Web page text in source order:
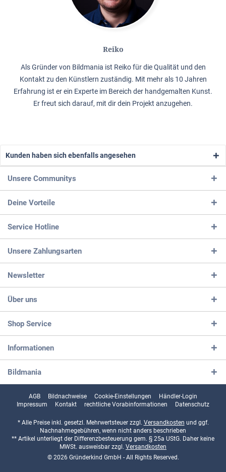
Reiko
Als Gründer von Bildmania ist Reiko für die Qualität und den
Kontakt zu den Künstlern zuständig. Mit mehr als 10 Jahren
Erfahrung ist er ein Experte im Bereich der handgemalten Kunst.
Er freut sich darauf, mit dir dein Projekt anzugehen.
Kunden haben sich ebenfalls angesehen
Unsere Communitys
Deine Vorteile
Service Hotline
Unsere Zahlungsarten
Newsletter
Über uns
Shop Service
Informationen
Bildmania
AGB Bildnachweise Cookie-Einstellungen
Händler-Login
Impressum
Kontakt rechtliche Vorabinformationen Datenschutz
* Alle Preise inkl. gesetzl. Mehrwertsteuer zzgl. Versandkosten und ggf.
Nachnahmegebühren, wenn nicht anders beschrieben
** Artikel unterliegt der Differenzbesteuerung gem. § 25a UStG. Daher keine
MWSt. ausweisbar zzgl. Versandkosten
© 2026 Gründerkind GmbH - All Rights Reserved.